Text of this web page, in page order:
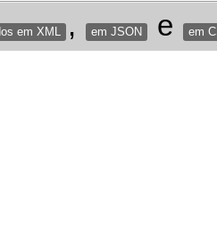
em XML , em JSON e em